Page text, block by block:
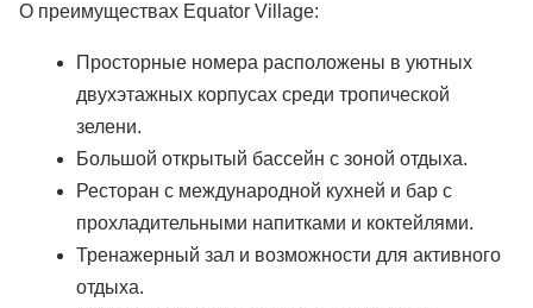
О преимуществах Equator Village:
Просторные номера расположены в уютных
двухэтажных корпусах среди тропической
зелени.
Большой открытый бассейн с зоной отдыха.
Ресторан с международной кухней и бар с
прохладительными напитками и коктейлями.
Тренажерный зал и возможности для активного
отдыха.